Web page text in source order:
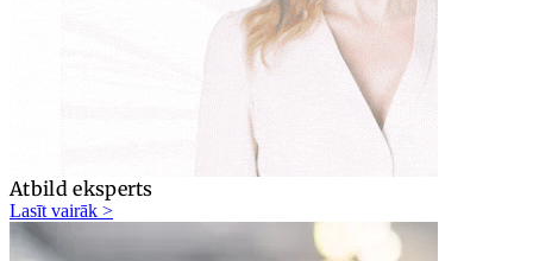
Atbild eksperts
Lasīt vairāk >